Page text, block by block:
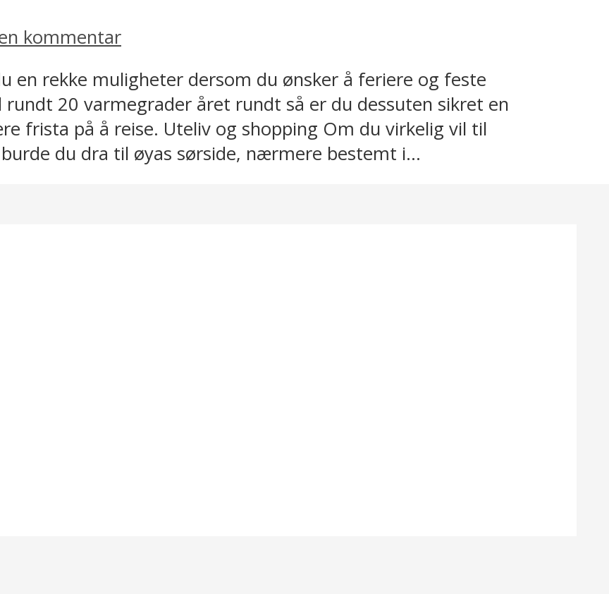
kommentar
en rekke muligheter dersom du ønsker å feriere og feste
20 varmegrader året rundt så er du dessuten sikret en
frista på å reise. Uteliv og shopping Om du virkelig vil til
du dra til øyas sørside, nærmere bestemt i...